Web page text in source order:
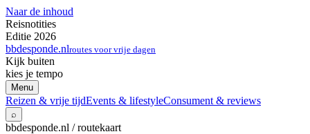
Naar de inhoud
Reisnotities
Editie 2026
bbdesponde.nlroutes voor vrije dagen
Kijk buiten
kies je tempo
Menu
Reizen & vrije tijdEvents & lifestyleConsument & reviews
⌕
bbdesponde.nl / routekaart